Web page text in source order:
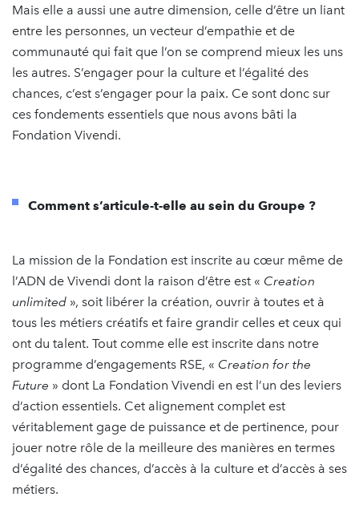
Mais elle a aussi une autre dimension, celle d’être un liant
entre les personnes, un vecteur d’empathie et de
communauté qui fait que l’on se comprend mieux les uns
les autres. S’engager pour la culture et l’égalité des
chances, c’est s’engager pour la paix. Ce sont donc sur
ces fondements essentiels que nous avons bâti la
Fondation Vivendi.
Comment s’articule-t-elle au sein du Groupe ?
La mission de la Fondation est inscrite au cœur même de
l’ADN de Vivendi dont la raison d’être est « Creation
unlimited », soit libérer la création, ouvrir à toutes et à
tous les métiers créatifs et faire grandir celles et ceux qui
ont du talent. Tout comme elle est inscrite dans notre
programme d’engagements RSE, « Creation for the
Future » dont La Fondation Vivendi en est l’un des leviers
d’action essentiels. Cet alignement complet est
véritablement gage de puissance et de pertinence, pour
jouer notre rôle de la meilleure des manières en termes
d’égalité des chances, d’accès à la culture et d’accès à ses
métiers.